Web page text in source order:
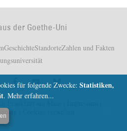
der Goethe-Uni
GeschichteStandorteZahlen und Fakten
Frankfurt am Main |
für folgende Zwecke: Statistiken,
. Mehr erfahren...